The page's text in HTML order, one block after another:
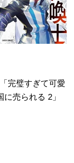
完璧すぎて可愛
売られる 2」